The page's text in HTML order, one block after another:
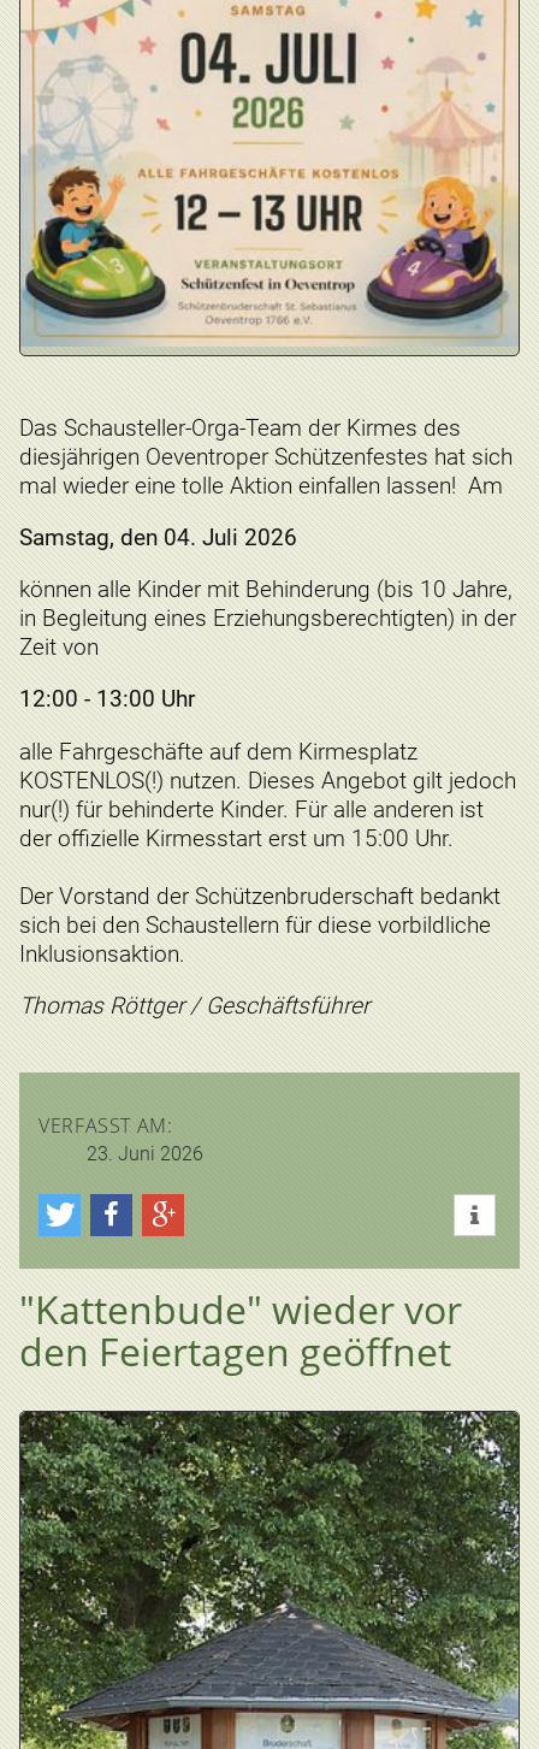
Das Schausteller-Orga-Team der Kirmes des
diesjährigen Oeventroper Schützenfestes hat sich
mal wieder eine tolle Aktion einfallen lassen! Am
Samstag, den 04. Juli 2026
können alle Kinder mit Behinderung (bis 10 Jahre,
in Begleitung eines Erziehungsberechtigten) in der
Zeit von
12:00 - 13:00 Uhr
alle Fahrgeschäfte auf dem Kirmesplatz
KOSTENLOS(!) nutzen. Dieses Angebot gilt jedoch
nur(!) für behinderte Kinder. Für alle anderen ist
der offizielle Kirmesstart erst um 15:00 Uhr.
Der Vorstand der Schützenbruderschaft bedankt
sich bei den Schaustellern für diese vorbildliche
Inklusionsaktion.
Thomas Röttger / Geschäftsführer
VERFASST AM:
23. Juni 2026
"Kattenbude" wieder vor
den Feiertagen geöffnet